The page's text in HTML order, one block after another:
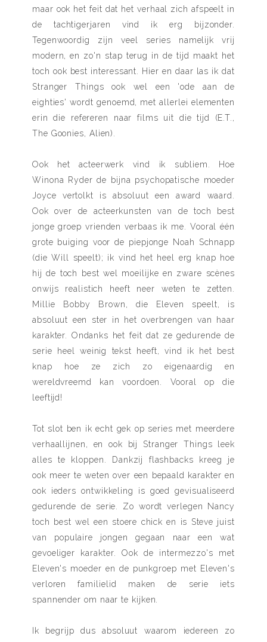
maar ook het feit dat het verhaal zich afspeelt in
de tachtigerjaren vind ik erg bijzonder.
Tegenwoordig zijn veel series namelijk vrij
modern, en zo'n stap terug in de tijd maakt het
toch ook best interessant. Hier en daar las ik dat
Stranger Things ook wel een 'ode aan de
eighties' wordt genoemd, met allerlei elementen
erin die refereren naar films uit die tijd (E.T.,
The Goonies, Alien).
Ook het acteerwerk vind ik subliem. Hoe
Winona Ryder de bijna psychopatische moeder
Joyce vertolkt is absoluut een award waard.
Ook over de acteerkunsten van de toch best
jonge groep vrienden verbaas ik me. Vooral één
grote buiging voor de piepjonge Noah Schnapp
(die Will speelt); ik vind het heel erg knap hoe
hij de toch best wel moeilijke en zware scènes
onwijs realistich heeft neer weten te zetten.
Millie Bobby Brown, die Eleven speelt, is
absoluut een ster in het overbrengen van haar
karakter. Ondanks het feit dat ze gedurende de
serie heel weinig tekst heeft, vind ik het best
knap hoe ze zich zo eigenaardig en
wereldvreemd kan voordoen. Vooral op die
leeftijd!
Tot slot ben ik echt gek op series met meerdere
verhaallijnen, en ook bij Stranger Things leek
alles te kloppen. Dankzij flashbacks kreeg je
ook meer te weten over een bepaald karakter en
ook ieders ontwikkeling is goed gevisualiseerd
gedurende de serie. Zo wordt verlegen Nancy
toch best wel een stoere chick en is Steve juist
van populaire jongen gegaan naar een wat
gevoeliger karakter. Ook de intermezzo's met
Eleven's moeder en de punkgroep met Eleven's
verloren familielid maken de serie iets
spannender om naar te kijken.
Ik begrijp dus absoluut waarom iedereen zo